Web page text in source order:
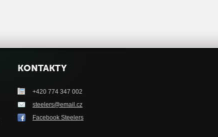
KONTAKTY
+420 774 347 002
steelers@email.cz
Facebook Steelers